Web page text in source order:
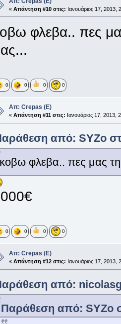
« Απάντηση #10 στις: Ιανουάριος 17, 2013,
φλεβα.. πες
0 0 0 0
Απ: Crepas (E)
« Απάντηση #11 στις: Ιανουάριος 17, 2013,
από: SYZo
κοβω φλεβα.. πες μας τη
0 0 0 0
Απ: Crepas (E)
« Απάντηση #12 στις: Ιανουάριος 17, 2013,
από: nicolasg
Παράθεση από: SYZo